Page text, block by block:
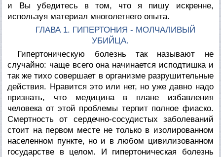
и Вы убедитесь в том, что я пишу искренне,
используя материал многолетнего опыта.
ГЛАВА 1. ГИПЕРТОНИЯ - МОЛЧАЛИВЫЙ
УБИЙЦА.
Гипертоническую болезнь так называют не
случайно: чаще всего она начинается исподтишка и
так же тихо совершает в организме разрушительные
действия. Нравится это или нет, но уже давно надо
признать, что медицина в плане избавления
человека от этой проблемы терпит полное фиаско.
Смертность от сердечно-сосудистых заболеваний
стоит на первом месте не только в изолированном
населенном пункте, но и в любом цивилизованном
государстве в целом. И гипертоническая болезнь